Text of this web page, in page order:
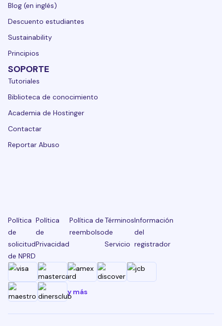
Blog (en inglés)
Descuento estudiantes
Sustainability
Principios
SOPORTE
Tutoriales
Biblioteca de conocimiento
Academia de Hostinger
Contactar
Reportar Abuso
Política
de
solicitud
de NPRD
Política
de
Privacidad
Política de
reembolso
Términos
de
Servicio
Información
del
registrador
y más